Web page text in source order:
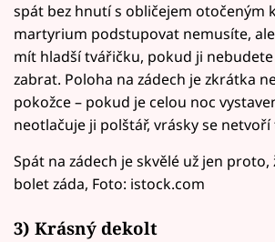
spát bez hnutí s obličejem otočeným
martyrium podstupovat nemusíte,
mít hladší tvářičku, pokud ji
zabrat. Poloha na zádech je zkrátka
pokožce – pokud je celou noc
neotlačuje ji polštář, vrásky se netvoří
Spát na zádech je skvělé už jen proto,
bolet záda, Foto: istock.com
3) Krásný dekolt